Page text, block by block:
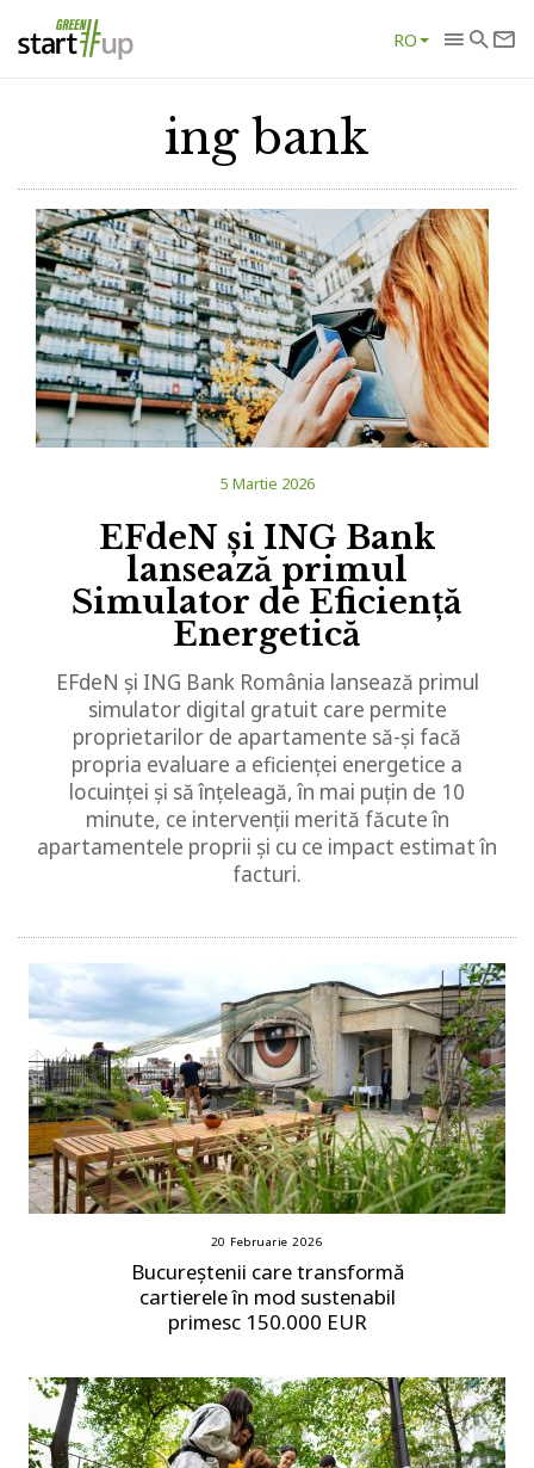
RO
ing bank
5 Martie 2026
EFdeN și ING Bank
lansează primul
Simulator de Eficiență
Energetică
EFdeN și ING Bank România lansează primul
simulator digital gratuit care permite
proprietarilor de apartamente să-și facă
propria evaluare a eficienței energetice a
locuinței și să înțeleagă, în mai puțin de 10
minute, ce intervenții merită făcute în
apartamentele proprii și cu ce impact estimat în
facturi.
20 Februarie 2026
Bucureștenii care transformă
cartierele în mod sustenabil
primesc 150.000 EUR